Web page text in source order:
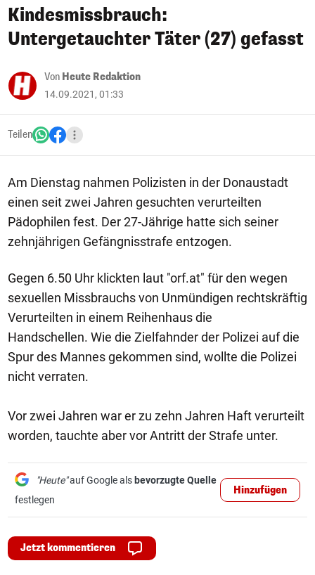
Kindesmissbrauch:
Untergetauchter Täter (27) gefasst
Von Heute Redaktion
14.09.2021, 01:33
Teilen
Am Dienstag nahmen Polizisten in der Donaustadt
einen seit zwei Jahren gesuchten verurteilten
Pädophilen fest. Der 27-Jährige hatte sich seiner
zehnjährigen Gefängnisstrafe entzogen.
Gegen 6.50 Uhr klickten laut "orf.at" für den wegen
sexuellen Missbrauchs von Unmündigen rechtskräftig
Verurteilten in einem Reihenhaus die
Handschellen. Wie die Zielfahnder der Polizei auf die
Spur des Mannes gekommen sind, wollte die Polizei
nicht verraten.
Vor zwei Jahren war er zu zehn Jahren Haft verurteilt
worden, tauchte aber vor Antritt der Strafe unter.
"Heute"auf Google als bevorzugte Quelle
festlegen
Hinzufügen
Jetzt kommentieren